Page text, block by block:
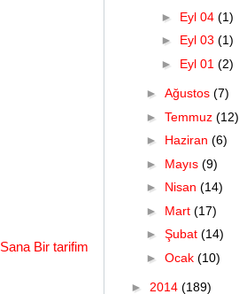
Sana Bir tarifim
► Eyl 04 (1)
► Eyl 03 (1)
► Eyl 01 (2)
► Ağustos (7)
► Temmuz (12)
► Haziran (6)
► Mayıs (9)
► Nisan (14)
► Mart (17)
► Şubat (14)
► Ocak (10)
► 2014 (189)